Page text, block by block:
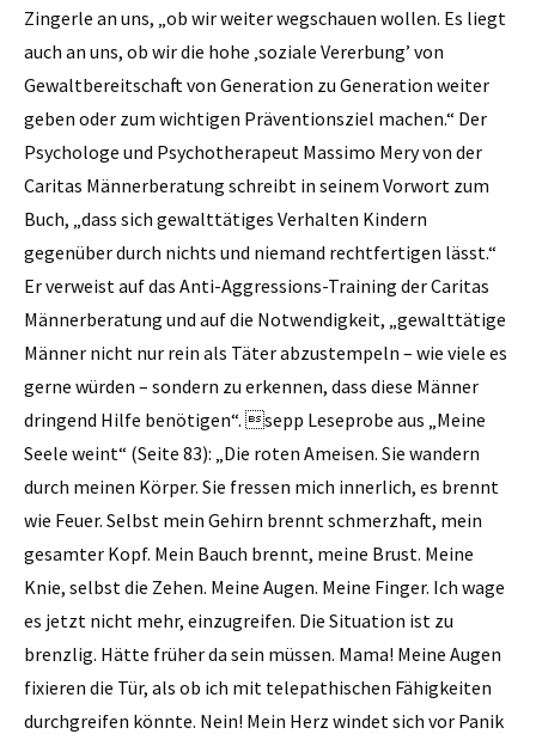
Zingerle an uns, „ob wir weiter wegschauen wollen. Es liegt
auch an uns, ob wir die hohe ‚soziale Vererbung’ von
Gewaltbereitschaft von Generation zu Generation weiter
geben oder zum wichtigen Präventionsziel machen.“ Der
Psychologe und Psychotherapeut Massimo Mery von der
Caritas Männerberatung schreibt in seinem Vorwort zum
Buch, „dass sich gewalttätiges Verhalten Kindern
gegenüber durch nichts und niemand rechtfertigen lässt.“
Er verweist auf das Anti-Aggressions-Training der Caritas
Männerberatung und auf die Notwendigkeit, „gewalttätige
Männer nicht nur rein als Täter abzustempeln – wie viele es
gerne würden – sondern zu erkennen, dass diese Männer
dringend Hilfe benötigen“. sepp Leseprobe aus „Meine
Seele weint“ (Seite 83): „Die roten Ameisen. Sie wandern
durch meinen Körper. Sie fressen mich innerlich, es brennt
wie Feuer. Selbst mein Gehirn brennt schmerzhaft, mein
gesamter Kopf. Mein Bauch brennt, meine Brust. Meine
Knie, selbst die Zehen. Meine Augen. Meine Finger. Ich wage
es jetzt nicht mehr, einzugreifen. Die Situation ist zu
brenzlig. Hätte früher da sein ­müssen. Mama! Meine Augen
fixieren die Tür, als ob ich mit telepathischen Fähigkeiten
durchgreifen könnte. Nein! Mein Herz windet sich vor Panik